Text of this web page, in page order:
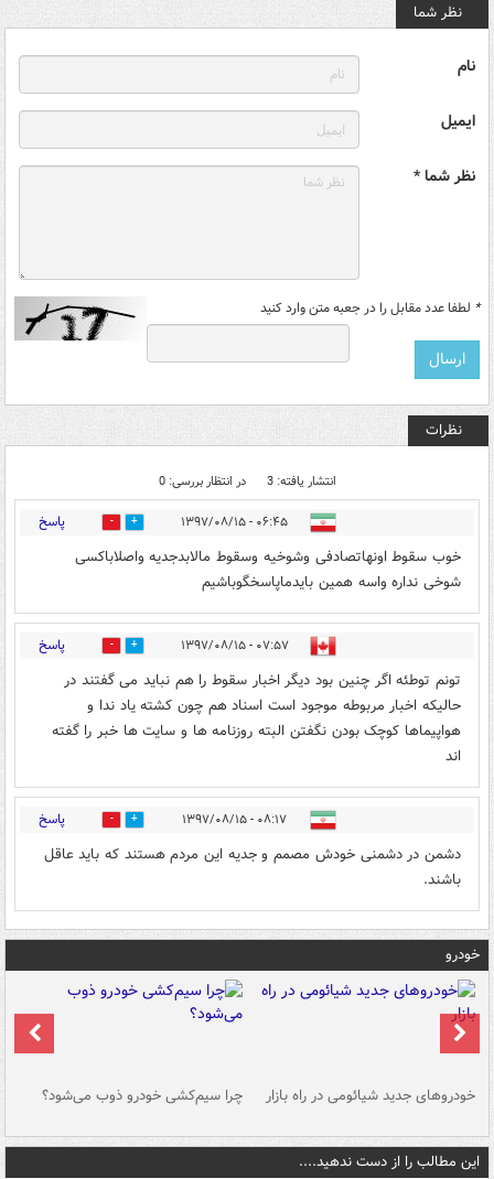
نظر شما
نام
ایمیل
نظر شما *
* لطفا عدد مقابل را در جعبه متن وارد کنید
نظرات
انتشار یافته: 3 در انتظار بررسی: 0
۰۶:۴۵ - ۱۳۹۷/۰۸/۱۵ 4 پاسخ
خوب سقوط اونهاتصادفی وشوخیه وسقوط مالابدجدیه واصلاباکسی
شوخی نداره واسه همین بایدماپاسخگوباشیم
۰۷:۵۷ - ۱۳۹۷/۰۸/۱۵ 1 پاسخ
تونم توطئه اگر چنین بود دیگر اخبار سقوط را هم نباید می گفتند در
حالیکه اخبار مربوطه موجود است اسناد هم چون کشته یاد ندا و
هواپیماها کوچک بودن نگفتن البته روزنامه ها و سایت ها خبر را گفته
اند
۰۸:۱۷ - ۱۳۹۷/۰۸/۱۵ 3 پاسخ
دشمن در دشمنی خودش مصمم و جدیه این مردم هستند که باید عاقل
باشند.
خودرو
خودروهای جدید شیائومی در راه بازار چرا سیم‌کشی خودرو ذوب می‌شود؟
این مطالب را از دست ندهید....